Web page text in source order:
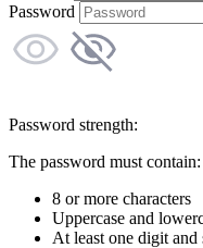
Password
Password strength:
The password must contain:
8 or more characters
Uppercase and
At least one digit and